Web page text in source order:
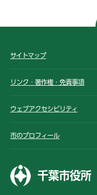
サイトマップ
リンク・著作権・免責事項
ウェブアクセシビリティ
市のプロフィール
千葉市役所